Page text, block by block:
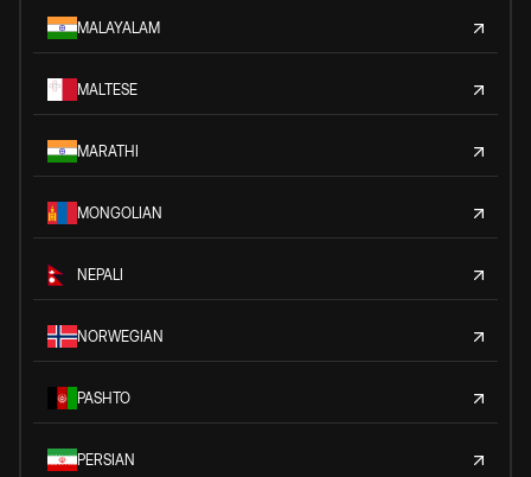
MALAYALAM
MALTESE
MARATHI
MONGOLIAN
NEPALI
NORWEGIAN
PASHTO
PERSIAN